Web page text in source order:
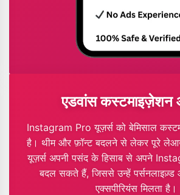
एडवांस कस्टमाइज़ेशन
Instagram Pro यूज़र्स को बेमिसाल
है। थीम और फ़ॉन्ट बदलने से लेकर पूरे
यूज़र्स अपनी पसंद के हिसाब से अपने
बदल सकते हैं, जिससे उन्हें
एक्सपीरियंस मिलता है।